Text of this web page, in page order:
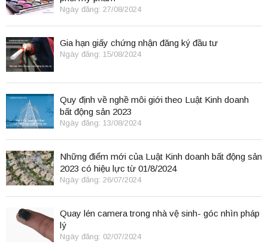
Ngày đăng: 27/08/2024
Gia hạn giấy chứng nhận đăng ký đầu tư
Ngày đăng: 15/08/2024
Quy định về nghề môi giới theo Luật Kinh doanh
bất động sản 2023
Ngày đăng: 13/08/2024
Những điểm mới của Luật Kinh doanh bất động sản
2023 có hiệu lực từ 01/8/2024
Ngày đăng: 26/07/2024
Quay lén camera trong nhà vệ sinh- góc nhìn pháp
lý
Ngày đăng: 02/07/2024